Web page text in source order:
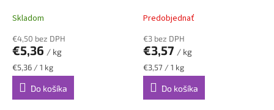
Skladom
€4,50 bez DPH
€5,36 / kg
Jednotková
cena:
€5,36 / 1 kg
Do košíka
Predobjednať
€3 bez DPH
€3,57 / kg
Jednotková
cena:
€3,57 / 1 kg
Do košíka